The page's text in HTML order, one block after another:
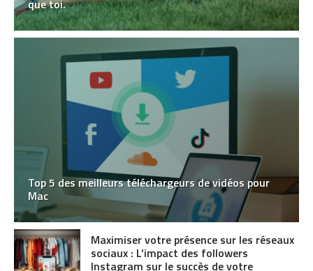
que toi.
Top 5 des meilleurs téléchargeurs de vidéos pour
Mac
Maximiser votre présence sur les réseaux
sociaux : L’impact des followers
Instagram sur le succès de votre